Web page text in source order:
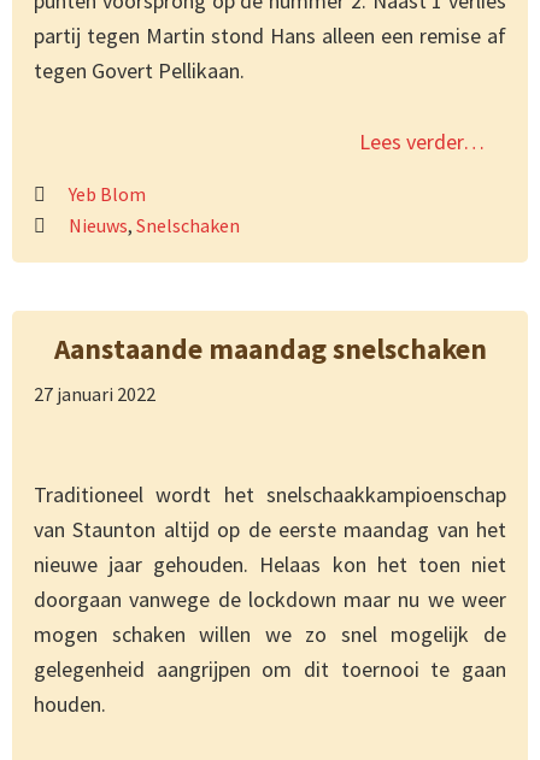
partij tegen Martin stond Hans alleen een remise af
tegen Govert Pellikaan.
Lees verder…
Yeb Blom
Nieuws, Snelschaken
Aanstaande maandag snelschaken
27 januari 2022
Traditioneel wordt het snelschaakkampioenschap
van Staunton altijd op de eerste maandag van het
nieuwe jaar gehouden. Helaas kon het toen niet
doorgaan vanwege de lockdown maar nu we weer
mogen schaken willen we zo snel mogelijk de
gelegenheid aangrijpen om dit toernooi te gaan
houden.